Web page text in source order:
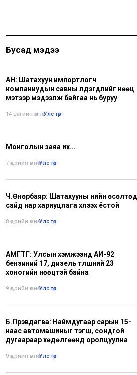
Бусад мэдээ
АН: Шатахуун импортлогч
компаниудын савны үлдэгдлийг нөөц
мэтээр мэдээлж байгаа нь буруу
14 цагийн өмнө•Улс төр
Монголын заяа их...
7 өдрийн өмнө•Улс төр
Ч.Өнөрбаяр: Шатахууны үнийн өсөлтөд
сайд нар хариуцлага хүлээх ёстой
8 өдрийн өмнө•Улс төр
АМГТГ: Улсын хэмжээнд АИ-92
бензиний 17, дизель түлшний 23
хоногийн нөөцтэй байна
9 өдрийн өмнө•Улс төр
Б.Пүрэвдагва: Наймдугаар сарын 15-
наас автомашиныг тэгш, сондгой
дугаараар хөдөлгөөнд оролцуулна
9 өдрийн өмнө•Улс төр